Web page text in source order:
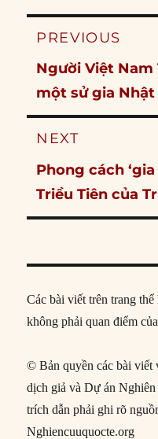
Post
PREVIOUS
Previous
post:
Người Việt Nam
một sử gia Nhật
NEXT
Next
post:
Phong cách
Triều Tiên của
Các bài viết trên trang
không phải quan điểm
© Bản quyền các bài viết
dịch giả và Dự án
trích dẫn phải ghi rõ
Nghiencuuquocte.org